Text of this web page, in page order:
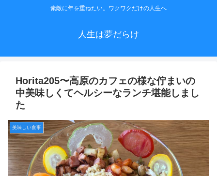
素敵に年を重ねたい。ワクワクだけの人生へ
人生は夢だらけ
Horita205〜高原のカフェの様な佇まいの
中美味しくてヘルシーなランチ堪能しまし
た
美味しい食事